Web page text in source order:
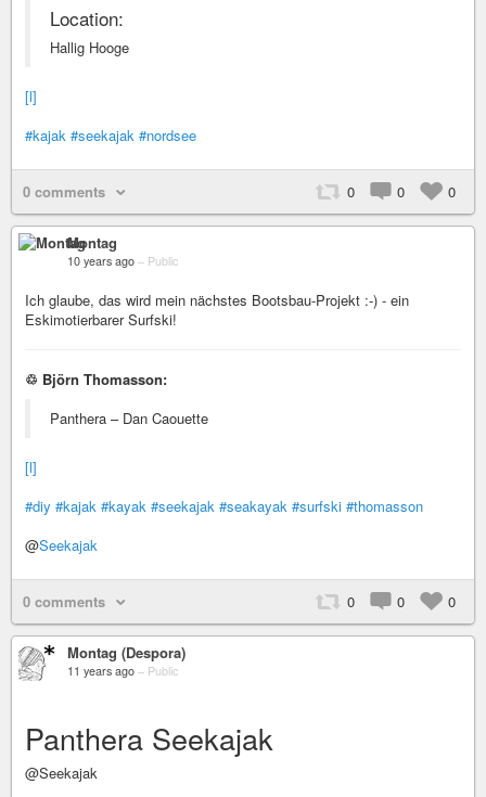
Location:
Hallig Hooge
[l]
#kajak #seekajak #nordsee
0 comments 0 0 0
Montag
10 years ago – Public
Ich glaube, das wird mein nächstes Bootsbau-Projekt :-) - ein
Eskimotierbarer Surfski!
♲ Björn Thomasson:
Panthera – Dan Caouette
[l]
#diy #kajak #kayak #seekajak #seakayak #surfski #thomasson
@Seekajak
0 comments 0 0 0
Montag (Despora)
11 years ago – Public
Panthera Seekajak
@Seekajak